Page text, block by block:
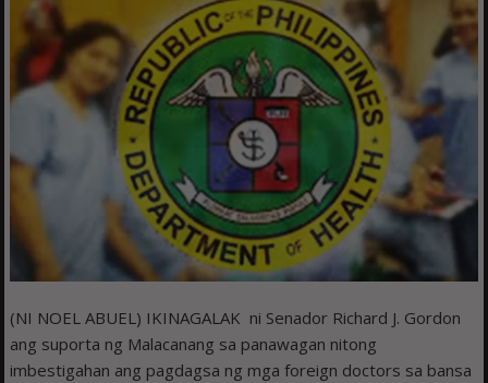
(NI NOEL ABUEL) IKINAGALAK ni Senador Richard J. Gordon
ang suporta ng Malacanang sa panawagan nitong
imbestigahan ang pagdagsa ng mga foreign doctors sa bansa